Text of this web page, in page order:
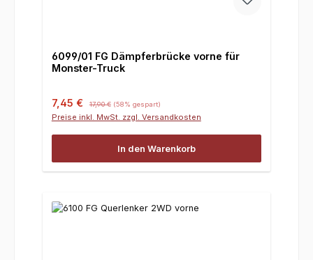
6099/01 FG Dämpferbrücke vorne für
Monster-Truck
Verkaufspreis:
7,45 € Regulärer Preis:
17,90 € (58% gespart)
Preise inkl. MwSt. zzgl. Versandkosten
In den Warenkorb